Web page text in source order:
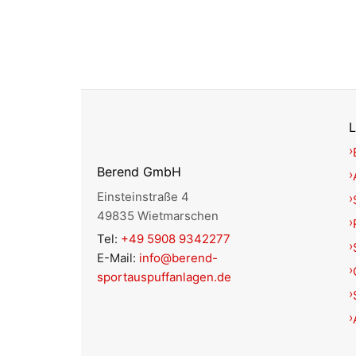
Berend GmbH
Einsteinstraße 4
49835 Wietmarschen
Tel: +49 5908 9342277
E-Mail: info@berend-
sportauspuffanlagen.de